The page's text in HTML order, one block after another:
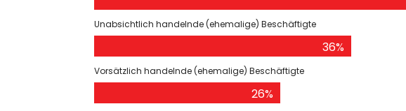
Unabsichtlich handelnde (ehemalige) Beschäftigte
36%
Vorsätzlich handelnde (ehemalige) Beschäftigte
26%